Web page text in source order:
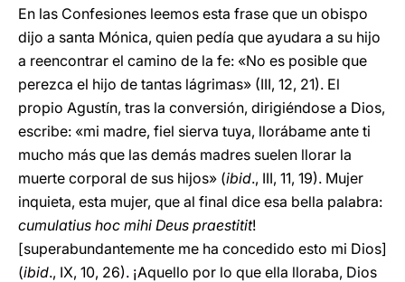
En las Confesiones leemos esta frase que un obispo
dijo a santa Mónica, quien pedía que ayudara a su hijo
a reencontrar el camino de la fe: «No es posible que
perezca el hijo de tantas lágrimas» (III, 12, 21). El
propio Agustín, tras la conversión, dirigiéndose a Dios,
escribe: «mi madre, fiel sierva tuya, llorábame ante ti
mucho más que las demás madres suelen llorar la
muerte corporal de sus hijos» (ibid., III, 11, 19). Mujer
inquieta, esta mujer, que al final dice esa bella palabra:
cumulatius hoc mihi Deus praestitit!
[superabundantemente me ha concedido esto mi Dios]
(ibid., IX, 10, 26). ¡Aquello por lo que ella lloraba, Dios